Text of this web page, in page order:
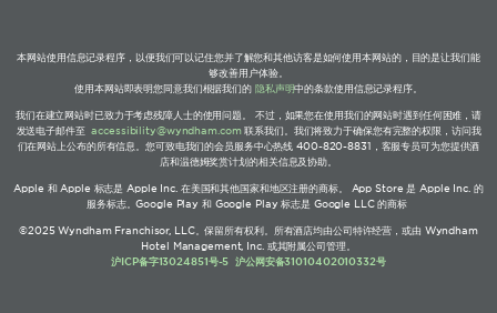
本网站使用信息记录程序，以便我们可以记住您并了解您和其他访客是如何使用本网站的，目的是让我们能
够改善用户体验。
使用本网站即表明您同意我们根据我们的 隐私声明中的条款使用信息记录程序。
我们在建立网站时已致力于考虑残障人士的使用问题。 不过，如果您在使用我们的网站时遇到任何困难，请
发送电子邮件至accessibility@wyndham.com联系我们。我们将致力于确保您有完整的权限，访问我
们在网站上公布的所有信息。您可致电我们的会员服务中心热线 400-820-8831，客服专员可为您提供酒
店和温德姆奖赏计划的相关信息及协助。
Apple 和 Apple 标志是 Apple Inc. 在美国和其他国家和地区注册的商标。 App Store 是 Apple Inc. 的
服务标志。Google Play 和 Google Play 标志是 Google LLC 的商标
©2025 Wyndham Franchisor, LLC。保留所有权利。所有酒店均由公司特许经营，或由 Wyndham
Hotel Management, Inc. 或其附属公司管理。
沪ICP备字13024851号-5 沪公网安备31010402010332号